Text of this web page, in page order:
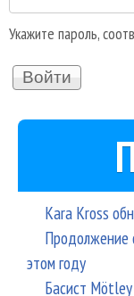
Укажите пароль,
Kara Kross
Продолжение
этом году
Басист Mötley